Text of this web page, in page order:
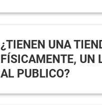
¿TIENEN UNA
FÍSICAMENTE, UN
AL PUBLICO?